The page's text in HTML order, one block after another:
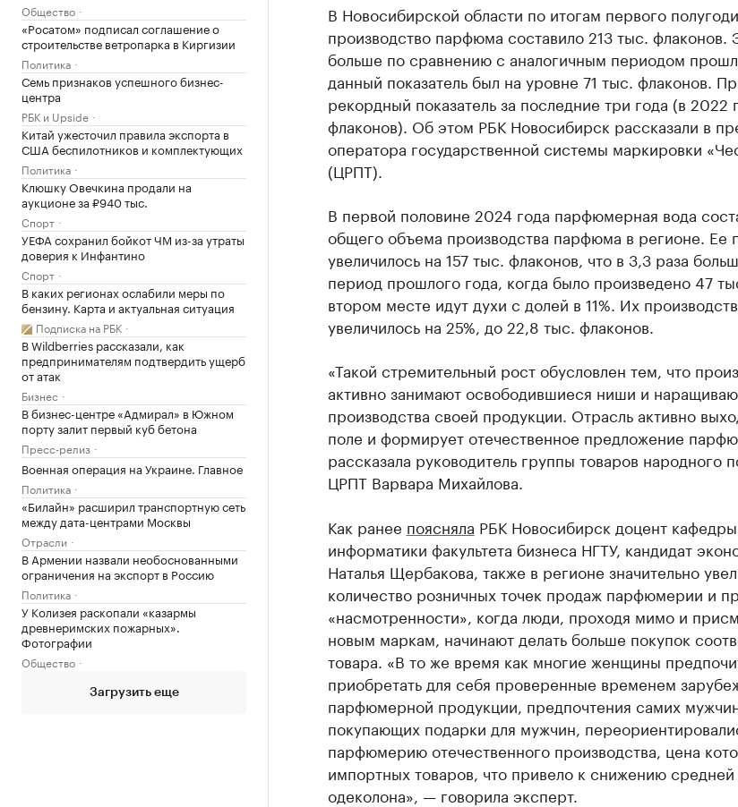
Общество
«Росатом» подписал соглашение о
строительстве ветропарка в Киргизии
Политика
Семь признаков успешного бизнес-
центра
РБК и Upside
Китай ужесточил правила экспорта в
США беспилотников и комплектующих
Политика
Клюшку Овечкина продали на
аукционе за ₽940 тыс.
Спорт
УЕФА сохранил бойкот ЧМ из-за утраты
доверия к Инфантино
Спорт
В каких регионах ослабили меры по
бензину. Карта и актуальная ситуация
Подписка на РБК
В Wildberries рассказали, как
предпринимателям подтвердить ущерб
от атак
Бизнес
В бизнес-центре «Адмирал» в Южном
порту залит первый куб бетона
Пресс-релиз
Военная операция на Украине. Главное
Политика
«Билайн» расширил транспортную сеть
между дата-центрами Москвы
Отрасли
В Армении назвали необоснованными
ограничения на экспорт в Россию
Политика
У Колизея раскопали «казармы
древнеримских пожарных».
Фотографии
Общество
Загрузить еще
В Новосибирской области по итогам первого
производство парфюма составило 213 тыс. флаконов.
больше по сравнению с аналогичным периодом
данный показатель был на уровне 71 тыс. флаконов.
рекордный показатель за последние три года (в 2022
флаконов). Об этом РБК Новосибирск рассказали в
оператора государственной системы маркировки
(ЦРПТ).
В первой половине 2024 года парфюмерная вода
общего объема производства парфюма в регионе. Ее
увеличилось на 157 тыс. флаконов, что в 3,3 раза
период прошлого года, когда было произведено 47
втором месте идут духи с долей в 11%. Их
увеличилось на 25%, до 22,8 тыс. флаконов.
«Такой стремительный рост обусловлен тем, что
активно занимают освободившиеся ниши и
производства своей продукции. Отрасль активно
поле и формирует отечественное предложение
рассказала руководитель группы товаров народного
ЦРПТ Варвара Михайлова.
Как ранее поясняла РБК Новосибирск доцент
информатики факультета бизнеса НГТУ, кандидат
Наталья Щербакова, также в регионе значительно
количество розничных точек продаж парфюмерии и
«насмотренности», когда люди, проходя мимо и
новым маркам, начинают делать больше покупок
товара. «В то же время как многие женщины
приобретать для себя проверенные временем
парфюмерной продукции, предпочтения самих
покупающих подарки для мужчин,
парфюмерию отечественного производства, цена
импортных товаров, что привело к снижению
одеколона», — говорила эксперт.